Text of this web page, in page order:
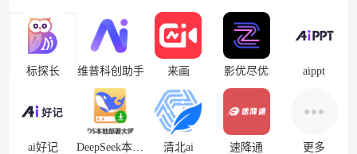
标探长 维普科创助手 来画 影优尽优 aippt
ai好记 DeepSeek本地部署 清北ai 速降通 更多